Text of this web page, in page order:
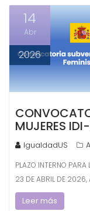
14
Abr
2026
MUJERES
IgualdadUS
PLAZO INTERNO
23 DE ABRIL DE 2026,
Leer más